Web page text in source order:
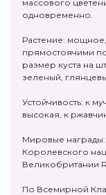
массового
одновременно.
Растение:
прямостоячими
размер куста на
зеленый,
Устойчивость: к
высокая, к
Мировые награды:
Королевского
Великобритании
По Всемирной